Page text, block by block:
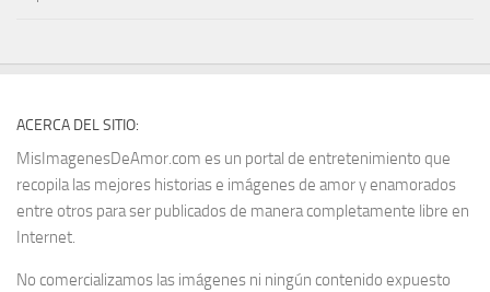
ACERCA DEL SITIO:
MisImagenesDeAmor.com es un portal de entretenimiento que
recopila las mejores historias e imágenes de amor y enamorados
entre otros para ser publicados de manera completamente libre en
Internet.
No comercializamos las imágenes ni ningún contenido expuesto